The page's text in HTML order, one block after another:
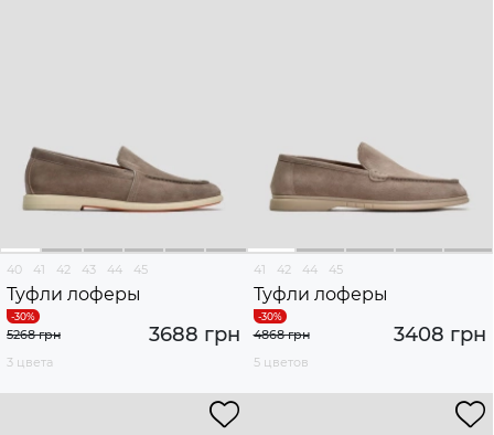
40 41 42 43 44 45
Туфли лоферы
3688 грн
5268 грн
3 цвета
41 42 44 45
Туфли лоферы
3408 грн
4868 грн
5 цветов